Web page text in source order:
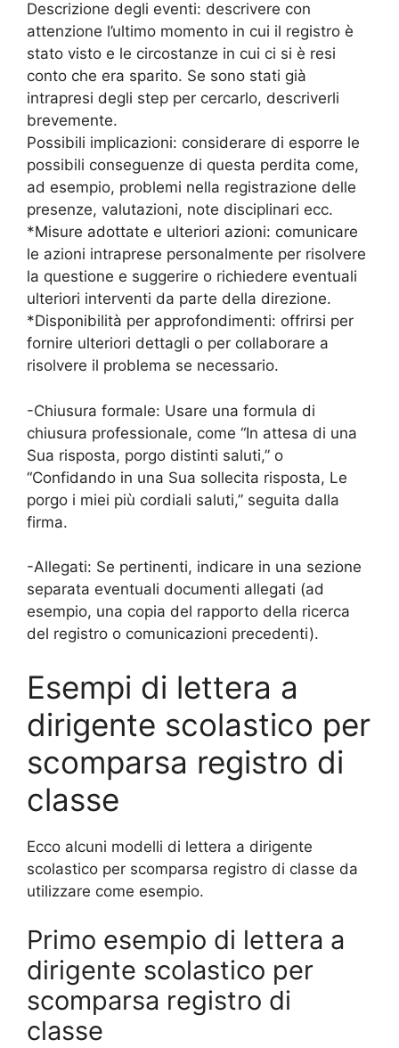
Descrizione degli eventi: descrivere con
attenzione l’ultimo momento in cui il registro è
stato visto e le circostanze in cui ci si è resi
conto che era sparito. Se sono stati già
intrapresi degli step per cercarlo, descriverli
brevemente.
Possibili implicazioni: considerare di esporre le
possibili conseguenze di questa perdita come,
ad esempio, problemi nella registrazione delle
presenze, valutazioni, note disciplinari ecc.
*Misure adottate e ulteriori azioni: comunicare
le azioni intraprese personalmente per risolvere
la questione e suggerire o richiedere eventuali
ulteriori interventi da parte della direzione.
*Disponibilità per approfondimenti: offrirsi per
fornire ulteriori dettagli o per collaborare a
risolvere il problema se necessario.
-Chiusura formale: Usare una formula di
chiusura professionale, come “In attesa di una
Sua risposta, porgo distinti saluti,” o
“Confidando in una Sua sollecita risposta, Le
porgo i miei più cordiali saluti,” seguita dalla
firma.
-Allegati: Se pertinenti, indicare in una sezione
separata eventuali documenti allegati (ad
esempio, una copia del rapporto della ricerca
del registro o comunicazioni precedenti).
Esempi di lettera a
dirigente scolastico per
scomparsa registro di
classe
Ecco alcuni modelli di lettera a dirigente
scolastico per scomparsa registro di classe da
utilizzare come esempio.
Primo esempio di lettera a
dirigente scolastico per
scomparsa registro di
classe